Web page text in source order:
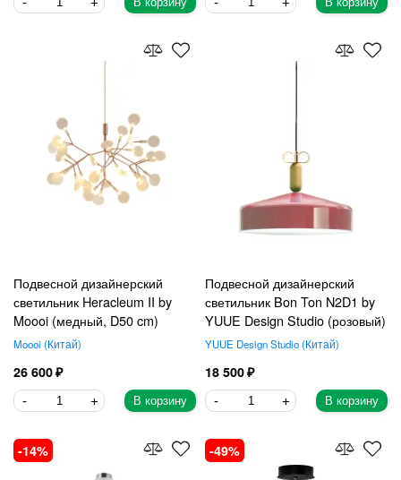
Подвесной дизайнерский
светильник Heracleum II by
Moooi (медный, D50 cm)
Moooi Китай
26 600
В корзину
Подвесной дизайнерский
светильник Bon Ton N2D1 by
YUUE Design Studio (розовый)
YUUE Design Studio Китай
18 500
В корзину
14 49